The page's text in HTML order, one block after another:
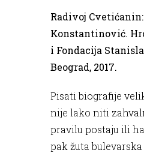
Radivoj Cvetićanin:
Konstantinović.
i Fondacija
Beograd, 2017.
Pisati biografije
nije lako niti
pravilu postaju ili
pak žuta